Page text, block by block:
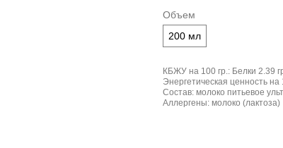
Объем
200 мл
КБЖУ на 100 гр.: Белки 2.39
Энергетическая ценность на
Состав: молоко питьевое
Аллергены: молоко (лактоза)